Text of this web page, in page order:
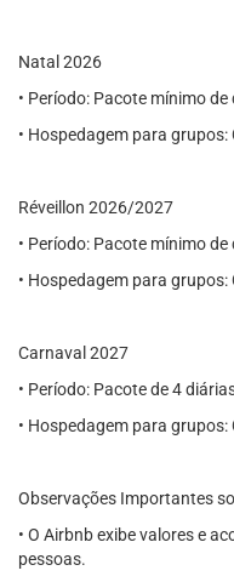
Natal 2026
• Período: Pacote mínimo de
• Hospedagem para
Réveillon 2026/2027
• Período: Pacote mínimo de
• Hospedagem para
Carnaval 2027
• Período: Pacote de 4
• Hospedagem para
Observações Importantes
• O Airbnb exibe valores e
pessoas.